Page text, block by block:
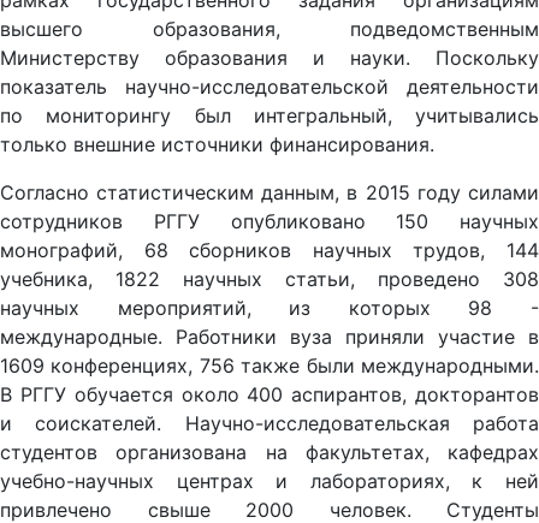
высшего образования, подведомственным
Министерству образования и науки. Поскольку
показатель научно-исследовательской деятельности
по мониторингу был интегральный, учитывались
только внешние источники финансирования.
Согласно статистическим данным, в 2015 году силами
сотрудников РГГУ опубликовано 150 научных
монографий, 68 сборников научных трудов, 144
учебника, 1822 научных статьи, проведено 308
научных мероприятий, из которых 98 -
международные. Работники вуза приняли участие в
1609 конференциях, 756 также были международными.
В РГГУ обучается около 400 аспирантов, докторантов
и соискателей. Научно-исследовательская работа
студентов организована на факультетах, кафедрах
учебно-научных центрах и лабораториях, к ней
привлечено свыше 2000 человек. Студенты